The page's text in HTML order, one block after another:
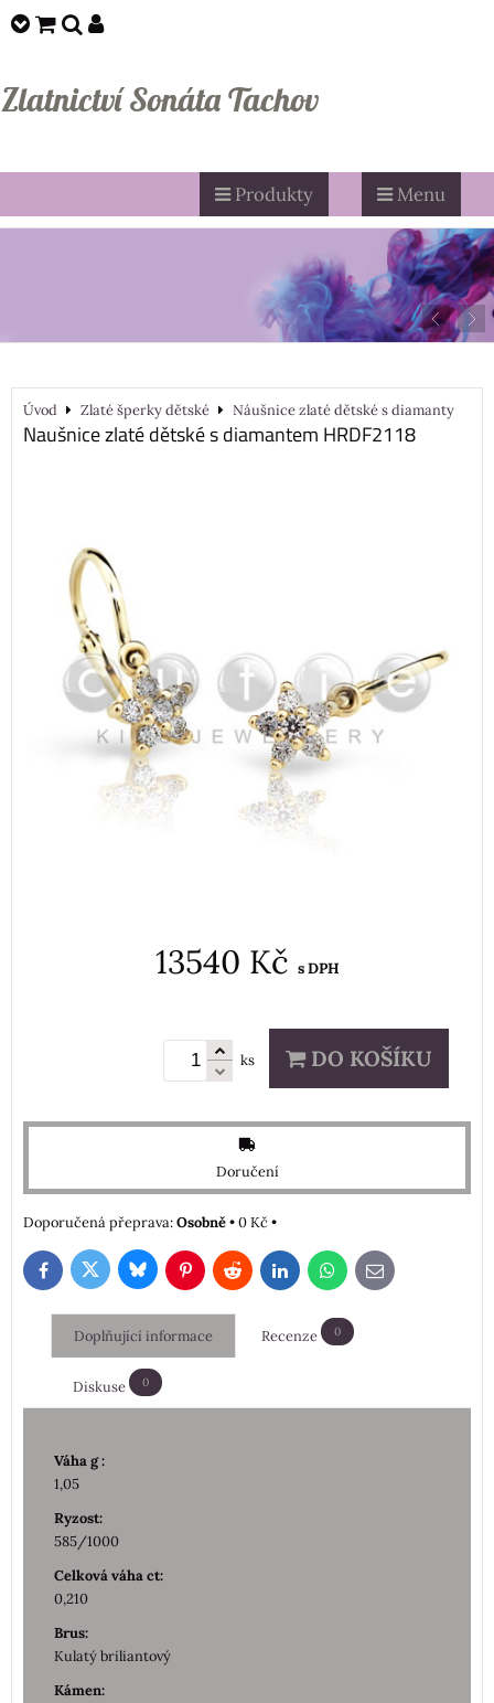
Zlatnictví Sonáta Tachov
Produkty Menu
Úvod Zlaté šperky dětské Náušnice zlaté dětské s diamanty
Naušnice zlaté dětské s diamantem HRDF2118
13540 Kč s DPH
ks DO KOŠÍKU
Doručení
Osobně•0 Kč•
FacebookTwitterBlueskyPinterestRedditLinkedInWhatsApp
E-
mail
Doplňující informace Recenze 0
Diskuse 0
Váha g :
1,05
Ryzost:
585/1000
Celková váha ct:
0,210
Brus:
Kulatý briliantový
Kámen: